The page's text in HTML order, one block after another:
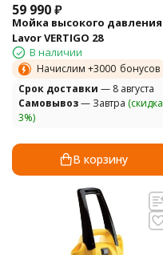
59 990₽
Мойка высокого давления
Lavor VERTIGO 28
В наличии
Начислим +3000 бонусов
Cрок доставки — 8 августа
Самовывоз— Завтра (скидка
3%)
В корзину